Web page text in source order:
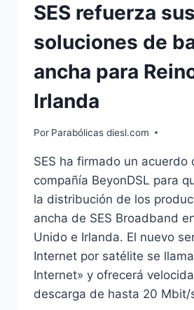
SES refuerza sus
soluciones de
ancha para
Irlanda
Por Parabólicas diesl.com
SES ha firmado un acuerdo
compañía BeyonDSL para
la distribución de los
ancha de SES Broadband
Unido e Irlanda. El nuevo
Internet por satélite se
Internet» y ofrecerá
descarga de hasta 20 Mbit/